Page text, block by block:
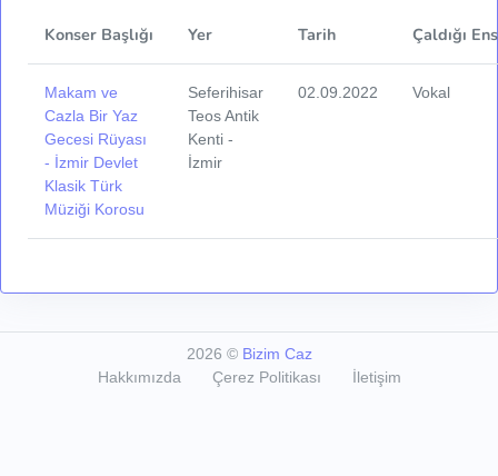
Konser Başlığı Yer Tarih Çaldığı
Makam ve
Cazla Bir Yaz
Gecesi Rüyası
- İzmir Devlet
Klasik Türk
Müziği Korosu
Seferihisar
Teos Antik
Kenti -
İzmir
02.09.2022 Vokal
2026 © Bizim Caz
Hakkımızda
Çerez Politikası İletişim